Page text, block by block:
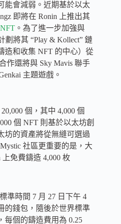
能會減弱。近期基於以太
即將在 Ronin 上推出其
。為了進一步加強與
劃將其 “Play & Kollect” 鏈
造和收集 NFT 的中心）從
作還將與 Sky Mavis 聯手
主題遊戲。
個，其中 4,000 個
個 NFT 則基於以太坊創
坊的資產將從無縫可選過
社區更重要的是，大
免費鑄造 4,000 枚
準時間 7 月 27 日下午 4
的錢包，隨後於世界標準
每個的鑄造費用為 0.25